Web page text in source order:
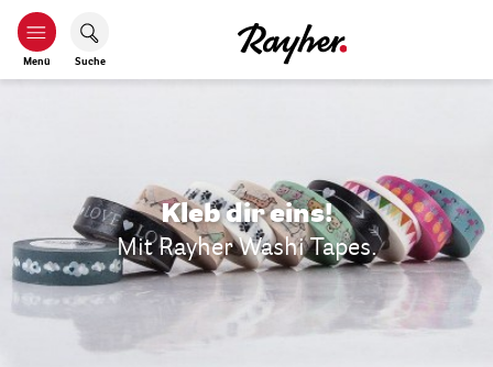
Menü Suche
Kleb dir eins!
Mit Rayher Washi Tapes.